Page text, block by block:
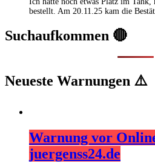
bestellt. Am 20.11.25 kam die
Suchaufkommen 🔴
Neueste Warnungen ⚠️
Warnung vor
juergenss24.de